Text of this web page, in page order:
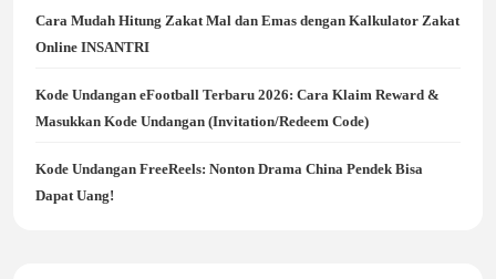
Cara Mudah Hitung Zakat Mal dan Emas dengan Kalkulator Zakat
Online INSANTRI
Kode Undangan eFootball Terbaru 2026: Cara Klaim Reward &
Masukkan Kode Undangan (Invitation/Redeem Code)
Kode Undangan FreeReels: Nonton Drama China Pendek Bisa
Dapat Uang!